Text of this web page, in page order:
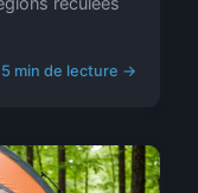
5 min de lecture →